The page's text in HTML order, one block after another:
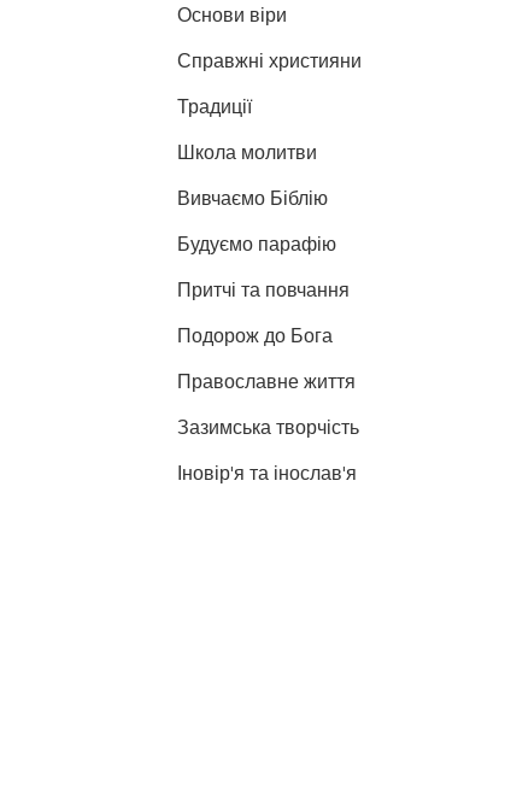
Основи віри
Справжні християни
Традиції
Школа молитви
Вивчаємо Біблію
Будуємо парафію
Притчі та повчання
Подорож до Бога
Православне життя
Зазимська творчість
Іновір'я та інослав'я